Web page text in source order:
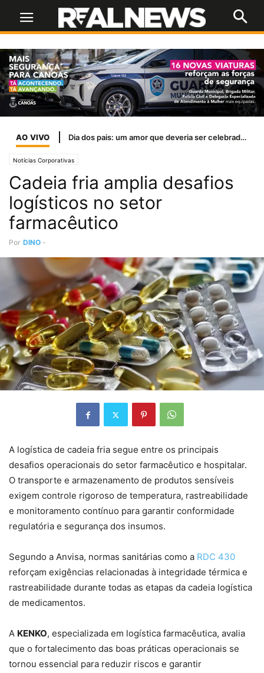
AO VIVO Dia dos pais: um amor que deveria ser celebrado todos os dias
Notícias Corporativas
Cadeia fria amplia desafios
logísticos no setor
farmacêutico
Por DINO -
A logística de cadeia fria segue entre os principais
desafios operacionais do setor farmacêutico e hospitalar.
O transporte e armazenamento de produtos sensíveis
exigem controle rigoroso de temperatura, rastreabilidade
e monitoramento contínuo para garantir conformidade
regulatória e segurança dos insumos.
Segundo a Anvisa, normas sanitárias como a RDC 430
reforçam exigências relacionadas à integridade térmica e
rastreabilidade durante todas as etapas da cadeia logística
de medicamentos.
A KENKO, especializada em logística farmacêutica, avalia
que o fortalecimento das boas práticas operacionais se
tornou essencial para reduzir riscos e garantir